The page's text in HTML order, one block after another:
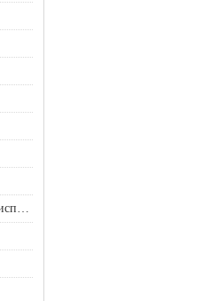
Линеарни регулатор са малим испадањем (ЛДО)